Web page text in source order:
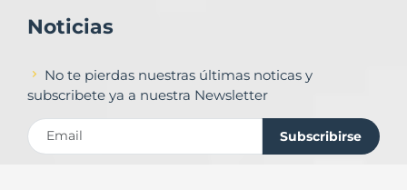
Noticias
No te pierdas nuestras últimas noticas y
subscribete ya a nuestra Newsletter
Subscribirse